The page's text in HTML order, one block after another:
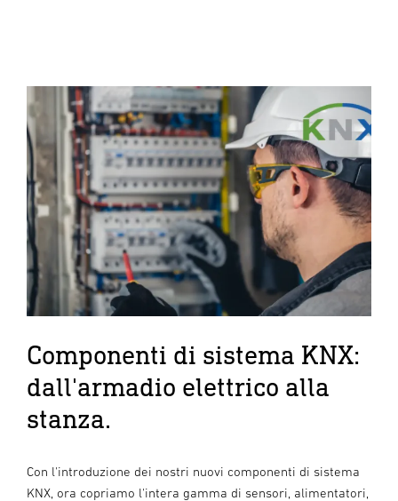
Componenti di sistema KNX:
dall'armadio elettrico alla
stanza.
Con l'introduzione dei nostri nuovi componenti di sistema
KNX, ora copriamo l'intera gamma di sensori, alimentatori,